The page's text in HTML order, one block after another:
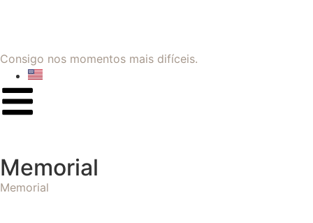
Consigo nos momentos mais difíceis.
Memorial
Memorial